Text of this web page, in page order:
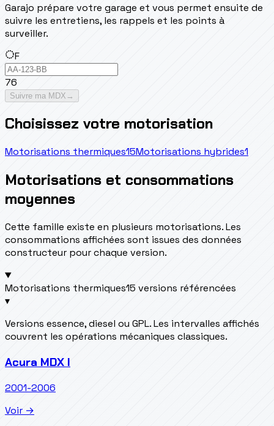
Garajo prépare votre garage et vous permet ensuite de
suivre les entretiens, les rappels et les points à
surveiller.
F
76
Suivre ma MDX →
Choisissez votre motorisation
Motorisations thermiques15Motorisations hybrides1
Motorisations et consommations
moyennes
Cette famille existe en plusieurs motorisations. Les
consommations affichées sont issues des données
constructeur pour chaque version.
Motorisations thermiques15 versions référencées
▾
Versions essence, diesel ou GPL. Les intervalles affichés
couvrent les opérations mécaniques classiques.
Acura MDX I
2001-2006
Voir →